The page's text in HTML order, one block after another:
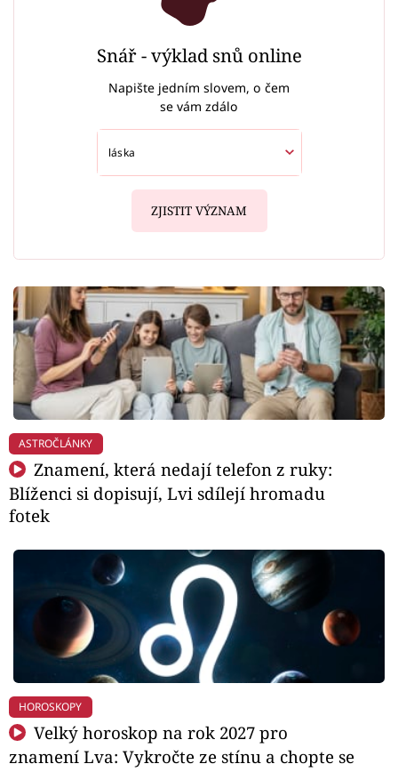
Snář - výklad snů online
Napište jedním slovem, o čem
se vám zdálo
ZJISTIT VÝZNAM
ASTROČLÁNKY
Znamení, která nedají telefon z ruky:
Blíženci si dopisují, Lvi sdílejí hromadu
fotek
HOROSKOPY
Velký horoskop na rok 2027 pro
znamení Lva: Vykročte ze stínu a chopte se